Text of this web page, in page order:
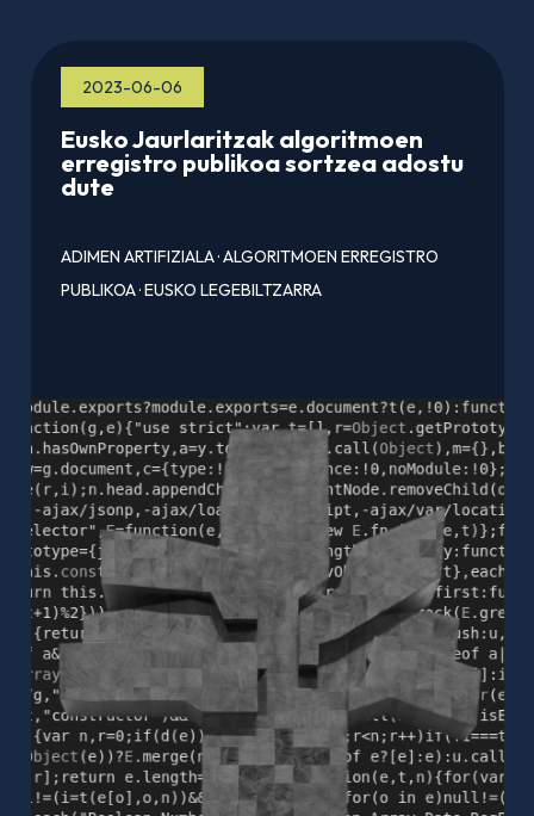
2023-06-06
Eusko Jaurlaritzak algoritmoen
erregistro publikoa sortzea adostu
dute
ADIMEN ARTIFIZIALA·ALGORITMOEN ERREGISTRO
PUBLIKOA·EUSKO LEGEBILTZARRA